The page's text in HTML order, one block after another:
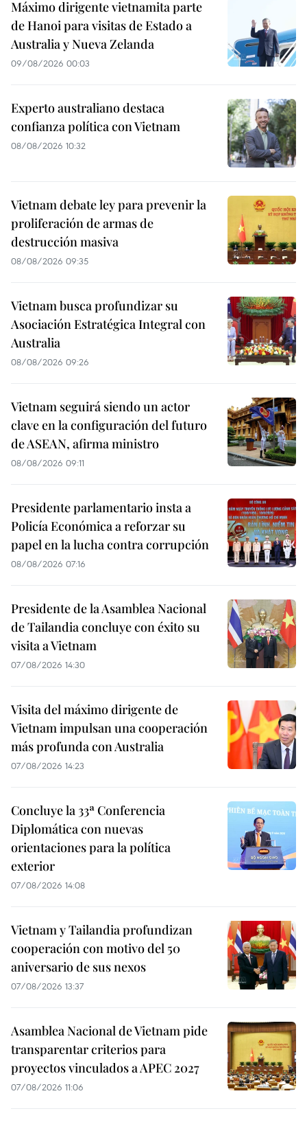
Máximo dirigente vietnamita parte
de Hanoi para visitas de Estado a
Australia y Nueva Zelanda
09/08/2026 00:03
Experto australiano destaca
confianza política con Vietnam
08/08/2026 10:32
Vietnam debate ley para prevenir la
proliferación de armas de
destrucción masiva
08/08/2026 09:35
Vietnam busca profundizar su
Asociación Estratégica Integral con
Australia
08/08/2026 09:26
Vietnam seguirá siendo un actor
clave en la configuración del futuro
de ASEAN, afirma ministro
08/08/2026 09:11
Presidente parlamentario insta a
Policía Económica a reforzar su
papel en la lucha contra corrupción
08/08/2026 07:16
Presidente de la Asamblea Nacional
de Tailandia concluye con éxito su
visita a Vietnam
07/08/2026 14:30
Visita del máximo dirigente de
Vietnam impulsan una cooperación
más profunda con Australia
07/08/2026 14:23
Concluye la 33ª Conferencia
Diplomática con nuevas
orientaciones para la política
exterior
07/08/2026 14:08
Vietnam y Tailandia profundizan
cooperación con motivo del 50
aniversario de sus nexos
07/08/2026 13:37
Asamblea Nacional de Vietnam pide
transparentar criterios para
proyectos vinculados a APEC 2027
07/08/2026 11:06